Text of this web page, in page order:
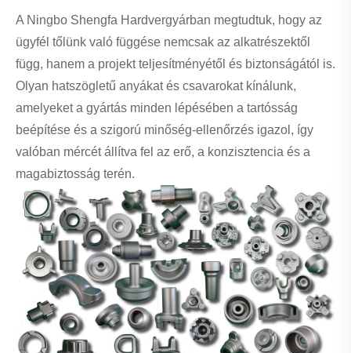
A Ningbo Shengfa Hardvergyárban megtudtuk, hogy az
ügyfél tőlünk való függése nemcsak az alkatrészektől
függ, hanem a projekt teljesítményétől és biztonságától is.
Olyan hatszögletű anyákat és csavarokat kínálunk,
amelyeket a gyártás minden lépésében a tartósság
beépítése és a szigorú minőség-ellenőrzés igazol, így
valóban mércét állítva fel az erő, a konzisztencia és a
magabiztosság terén.